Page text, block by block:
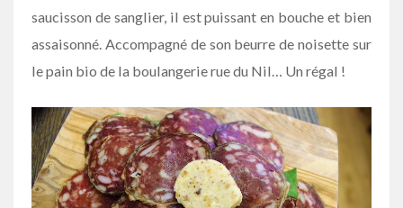
saucisson de sanglier, il est puissant en bouche et bien
assaisonné. Accompagné de son beurre de noisette sur
le pain bio de la boulangerie rue du Nil… Un régal !